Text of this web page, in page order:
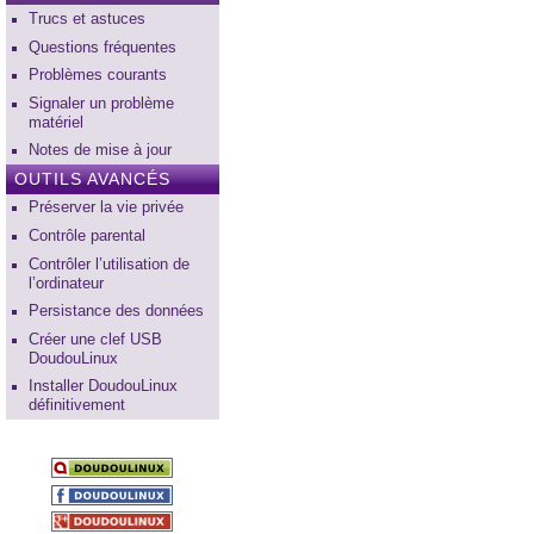
Trucs et astuces
Questions fréquentes
Problèmes courants
Signaler un problème
matériel
Notes de mise à jour
OUTILS AVANCÉS
Préserver la vie privée
Contrôle parental
Contrôler l’utilisation de
l’ordinateur
Persistance des données
Créer une clef USB
DoudouLinux
Installer DoudouLinux
définitivement